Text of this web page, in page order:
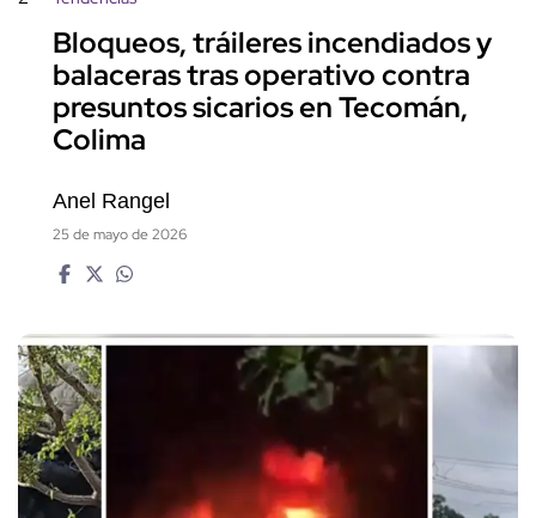
Bloqueos, tráileres incendiados y
balaceras tras operativo contra
presuntos sicarios en Tecomán,
Colima
Anel Rangel
25 de mayo de 2026